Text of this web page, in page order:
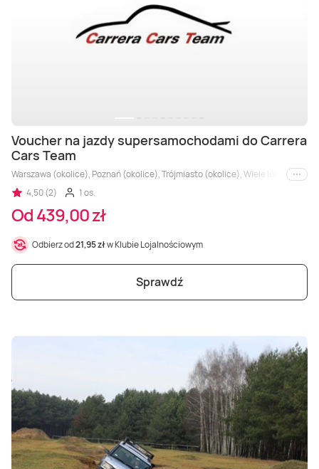
Voucher na jazdy supersamochodami do Carrera
Cars Team
Warszawa (okolice), Poznań (okolice), Trójmiasto (okolice), Wiele lokalizacji,
i inne
4,50 (2)
1 os.
Od 439,00 zł
Odbierz od21,95 złw Klubie Lojalnościowym
Sprawdź